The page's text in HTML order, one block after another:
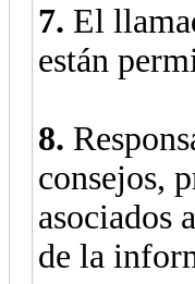
7. El
están
8.
consejos,
asociados
de la